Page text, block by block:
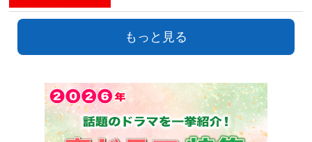
もっと見る